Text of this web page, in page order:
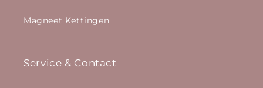
Magneet Kettingen
Service & Contact